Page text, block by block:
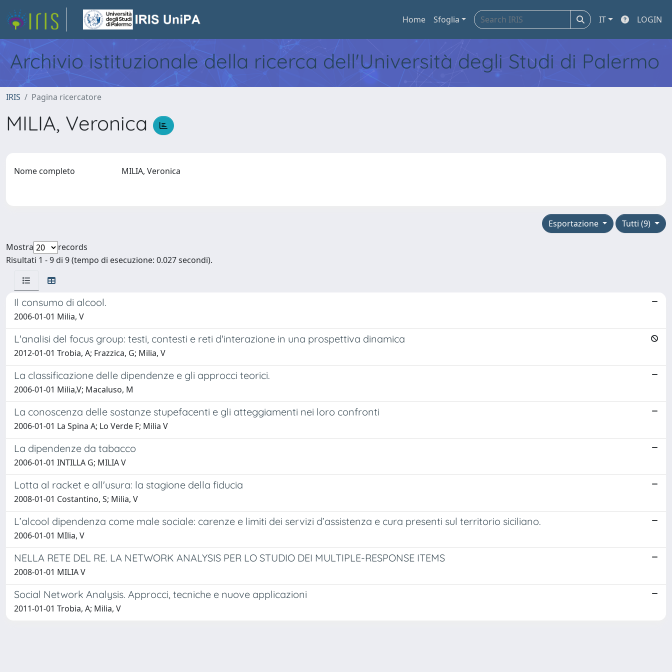
Home Sfoglia IT LOGIN
Archivio istituzionale della ricerca dell'Università degli Studi di Palermo
IRIS Pagina ricercatore
MILIA, Veronica
Nome completo MILIA, Veronica
Tutti (9)
Esportazione
Mostra
records
Risultati 1 - 9 di 9 (tempo di esecuzione: 0.027 secondi).
Il consumo di alcool.
2006-01-01 Milia, V
L'analisi del focus group: testi, contesti e reti d'interazione in una prospettiva dinamica
2012-01-01 Trobia, A; Frazzica, G; Milia, V
La classificazione delle dipendenze e gli approcci teorici.
2006-01-01 Milia,V; Macaluso, M
La conoscenza delle sostanze stupefacenti e gli atteggiamenti nei loro confronti
2006-01-01 La Spina A; Lo Verde F; Milia V
La dipendenze da tabacco
2006-01-01 INTILLA G; MILIA V
Lotta al racket e all'usura: la stagione della fiducia
2008-01-01 Costantino, S; Milia, V
L’alcool dipendenza come male sociale: carenze e limiti dei servizi d’assistenza e cura presenti sul territorio siciliano.
2006-01-01 MIlia, V
NELLA RETE DEL RE. LA NETWORK ANALYSIS PER LO STUDIO DEI MULTIPLE-RESPONSE ITEMS
2008-01-01 MILIA V
Social Network Analysis. Approcci, tecniche e nuove applicazioni
2011-01-01 Trobia, A; Milia, V